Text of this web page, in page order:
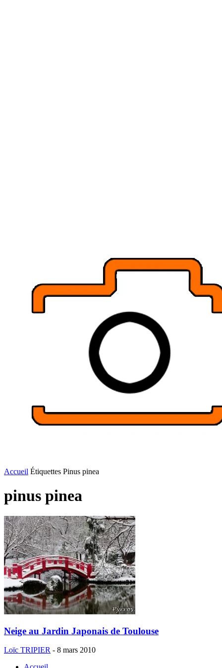
Accueil Étiquettes Pinus pinea
pinus pinea
Neige au Jardin Japonais de Toulouse
Loïc TRIPIER - 8 mars 2010